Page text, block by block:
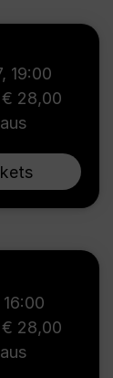
, 19:00
€ 28,00
16:00
€ 28,00